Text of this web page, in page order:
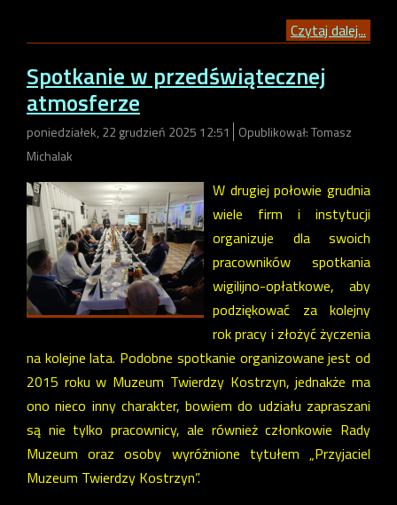
Czytaj dalej...
Spotkanie w przedświątecznej
atmosferze
poniedziałek, 22 grudzień 2025 12:51
Opublikował: Tomasz
Michalak
W drugiej połowie grudnia
wiele firm i instytucji
organizuje dla swoich
pracowników spotkania
wigilijno-opłatkowe, aby
podziękować za kolejny
rok pracy i złożyć życzenia
na kolejne lata. Podobne spotkanie organizowane jest od
2015 roku w Muzeum Twierdzy Kostrzyn, jednakże ma
ono nieco inny charakter, bowiem do udziału zapraszani
są nie tylko pracownicy, ale również członkowie Rady
Muzeum oraz osoby wyróżnione tytułem „Przyjaciel
Muzeum Twierdzy Kostrzyn”.